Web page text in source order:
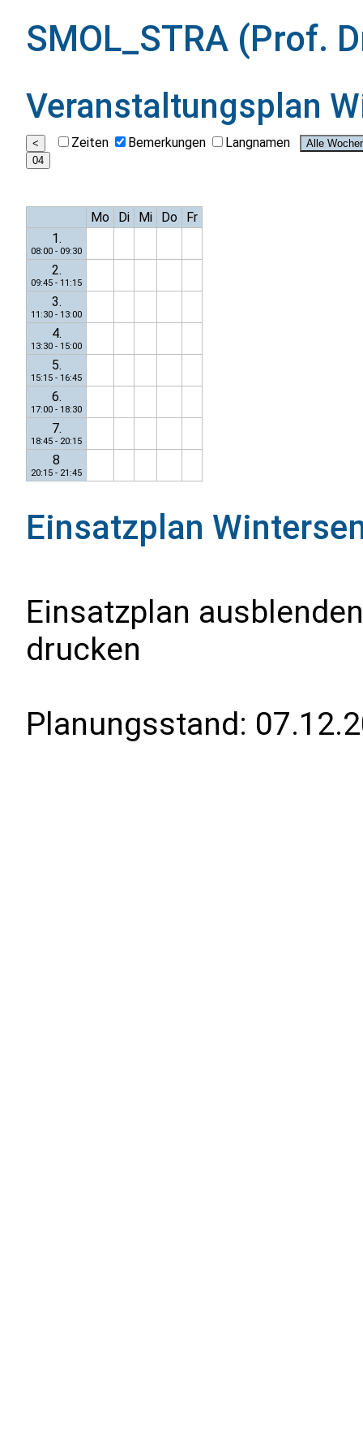
SMOL_STRA (Prof.
Veranstaltungsplan
Zeiten Bemerkungen Langnamen
Mo Di Mi Do
Fr
1.
08:00 - 09:30
2.
09:45 - 11:15
3.
11:30 - 13:00
4.
13:30 - 15:00
5.
15:15 - 16:45
6.
17:00 - 18:30
7.
18:45 - 20:15
8
20:15 - 21:45
Einsatzplan
Einsatzplan
drucken
Planungsstand: